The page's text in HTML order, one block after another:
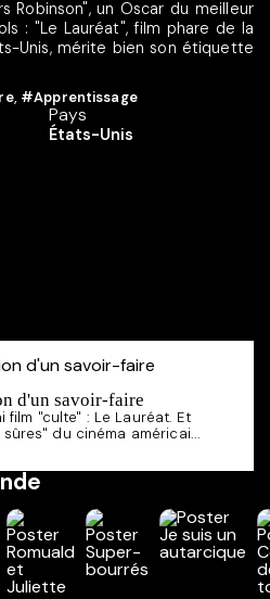
Robinson", un Oscar du meilleur
: "Le Lauréat", film phare de la
Unis, mérite bien son étiquette
, #Apprentissage
Pays
États-Unis
d'un savoir-faire
film "culte" : Le Lauréat. Et
du cinéma américai...